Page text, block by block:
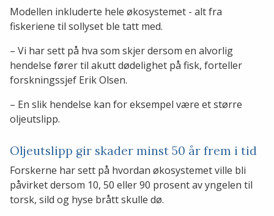
Modellen inkluderte hele økosystemet - alt fra
fiskeriene til sollyset ble tatt med.
– Vi har sett på hva som skjer dersom en alvorlig
hendelse fører til akutt dødelighet på fisk, forteller
forskningssjef Erik Olsen.
– En slik hendelse kan for eksempel være et større
oljeutslipp.
Oljeutslipp gir skader minst 50 år frem i tid
Forskerne har sett på hvordan økosystemet ville bli
påvirket dersom 10, 50 eller 90 prosent av yngelen til
torsk, sild og hyse brått skulle dø.